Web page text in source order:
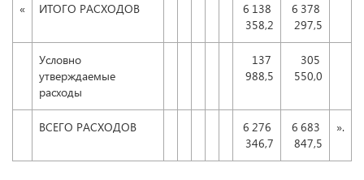
« ИТОГО РАСХОДОВ
6 138
358,2
6 378
297,5
Условно
утверждаемые
расходы
137
988,5
305
550,0
ВСЕГО РАСХОДОВ
6 276
346,7
6 683
847,5
».